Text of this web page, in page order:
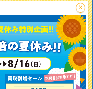
釣り情報を
×